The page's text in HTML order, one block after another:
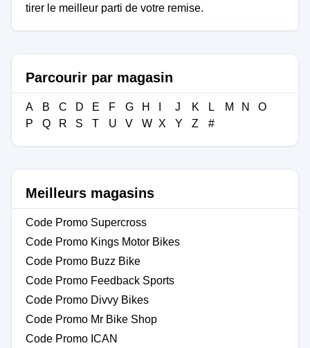
tirer le meilleur parti de votre remise.
Parcourir par magasin
A B C D E F G H J K L M N
O
P
Q R S T U V W X Y Z #
Meilleurs magasins
Code Promo Supercross
Code Promo Kings Motor Bikes
Code Promo Buzz Bike
Code Promo Feedback Sports
Code Promo Divvy Bikes
Code Promo Mr Bike Shop
Code Promo ICAN